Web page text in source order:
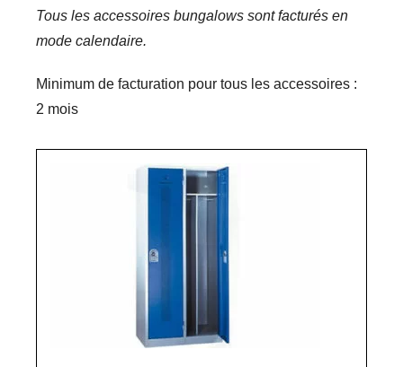
Tous les accessoires bungalows sont facturés en
mode calendaire.
Minimum de facturation pour tous les accessoires :
2 mois